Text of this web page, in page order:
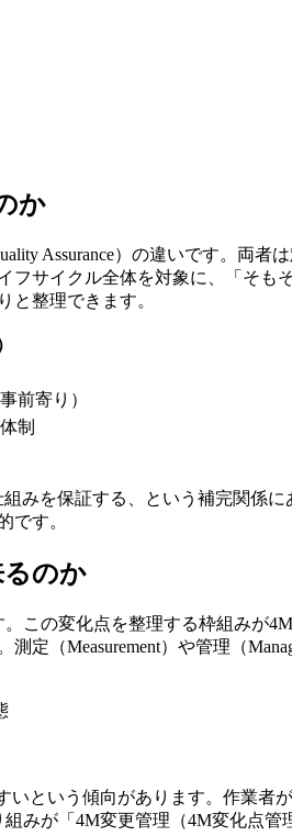
か
Assurance）の違いです。両
サイクル全体を対象に、「そ
と整理できます。
前寄り）
制
みを保証する、という補完関係
です。
のか
この変化点を整理する枠組みが
定（Measurement）や管理（
いという傾向があります。作業
みが「4M変更管理（4M変化点